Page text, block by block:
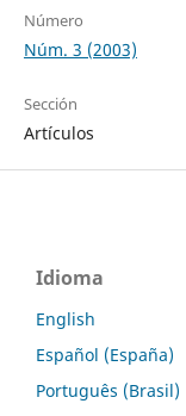
Número
Núm. 3 (2003)
Sección
Artículos
Idioma
English
Español (España)
Português (Brasil)